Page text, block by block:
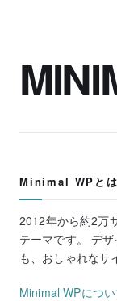
Minimal WPとは
2012年から約2万
テーマです。 デ
も、おしゃれなサ
Minimal WPにつ